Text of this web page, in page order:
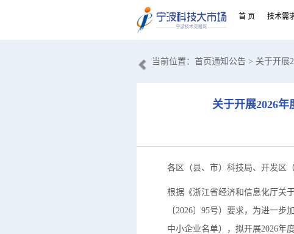
首 页 技术需
当前位置： 首页通知公告 > 关于开展
关于开展2026
各区（县、市）科技局、开发区
根据《浙江省经济和信息化厅关
〔2026〕95号）要求，为进一
中小企业名单），拟开展2026年